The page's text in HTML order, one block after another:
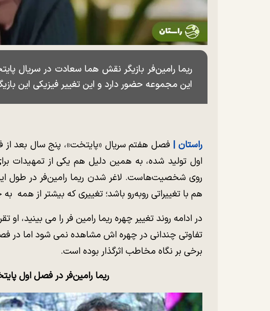
این مجموعه حضور دارد و این تغییر فیزیکی این
راستان |
اول تولید شده، به همین دلیل هم یکی از تمهیدات
روی شخصیت‌هاست. لاغر شدن ریما رامین‌فر در طول
هم با تغییراتی روبه‌رو باشد؛ تغییری که بیشتر از
در ادامه روند تغییر چهره ریما رامین فر را می بینید،
برخی بر نگاه مخاطب اثرگذار بوده است.
ریما رامین‌فر در فصل اول